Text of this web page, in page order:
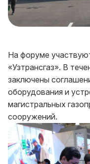
На форуме
«Узтрансгаз». В
заключены
оборудования и
магистральных
сооружений.